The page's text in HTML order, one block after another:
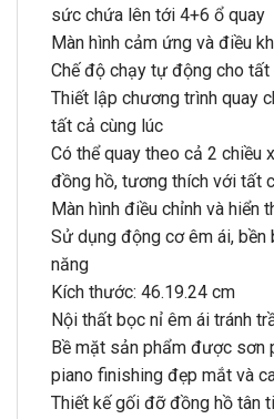
sức chứa lên tới 4+6 ổ quay
Màn hình cảm ứng và điều
Chế độ chạy tự động cho tất
Thiết lập chương trình quay
tất cả cùng lúc
Có thể quay theo cả 2 chiều
đồng hồ, tương thích với tất
Màn hình điều chỉnh và hiển
Sử dụng động cơ êm ái, bền
năng
Kích thước: 46.19.24 cm
Nội thất bọc nỉ êm ái tránh
Bề mặt sản phẩm được sơn
piano finishing đẹp mắt và
Thiết kế gối đỡ đồng hồ tân